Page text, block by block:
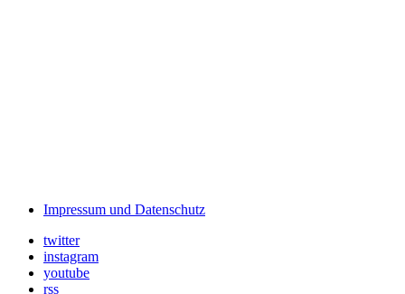
Impressum und Datenschutz
twitter
instagram
youtube
rss